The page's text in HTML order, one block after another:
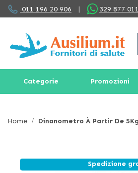
Salta
al
011 196 20 906 | 329 877
Categorie Promozioni
Home Dinanometro À Partir De
Spedizione